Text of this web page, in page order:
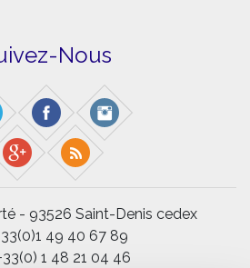
Nous
- 93526 Saint-Denis cedex
49 40 67 89
1 48 21 04 46